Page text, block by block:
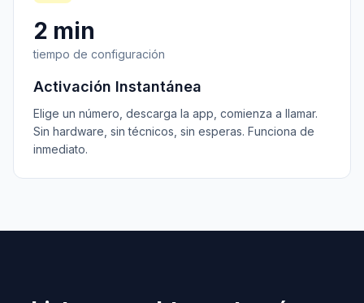
2 min
tiempo de configuración
Activación Instantánea
Elige un número, descarga la app, comienza a llamar.
Sin hardware, sin técnicos, sin esperas. Funciona de
inmediato.